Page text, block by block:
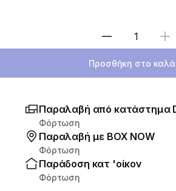
Επιλέξτε
Προσθήκη στο
Παραλαβή από κατάστημα
Φόρτωση
Παραλαβή με ΒΟΧ ΝΟW
Φόρτωση
Παράδοση κατ 'οίκον
Φόρτωση